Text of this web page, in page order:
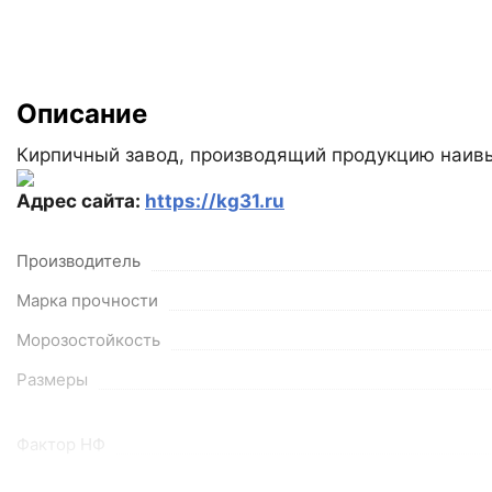
Описание
Кирпичный завод, производящий продукцию
Адрес сайта: https://kg31.ru
Производитель
Марка прочности
Морозостойкость
Размеры